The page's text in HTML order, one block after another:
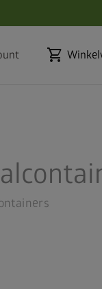
shopping_cart